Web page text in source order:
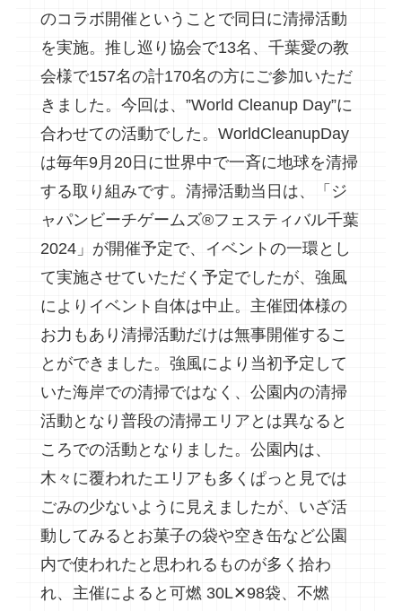
のコラボ開催ということで同日に清掃活動
を実施。推し巡り協会で13名、千葉愛の教
会様で157名の計170名の方にご参加いただ
きました。今回は、”World Cleanup Day”に
合わせての活動でした。WorldCleanupDay
は毎年9月20日に世界中で一斉に地球を清掃
する取り組みです。清掃活動当日は、「ジ
ャパンビーチゲームズ®フェスティバル千葉
2024」が開催予定で、イベントの一環とし
て実施させていただく予定でしたが、強風
によりイベント自体は中止。主催団体様の
お力もあり清掃活動だけは無事開催するこ
とができました。強風により当初予定して
いた海岸での清掃ではなく、公園内の清掃
活動となり普段の清掃エリアとは異なると
ころでの活動となりました。公園内は、
木々に覆われたエリアも多くぱっと見では
ごみの少ないように見えましたが、いざ活
動してみるとお菓子の袋や空き缶など公園
内で使われたと思われるものが多く拾わ
れ、主催によると可燃 30L✕98袋、不燃